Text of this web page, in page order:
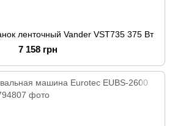
ленточный Vander VST735 375 Вт
7 158 грн